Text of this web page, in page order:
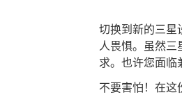
切换到新的三星
人畏惧。虽然三
求。也许您面临
不要害怕！在这